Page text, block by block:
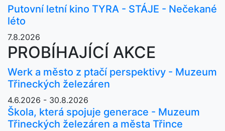
Putovní letní kino TYRA - STÁJE - Nečekané
léto
7.8.2026
PROBÍHAJÍCÍ AKCE
Werk a město z ptačí perspektivy - Muzeum
Třineckých železáren
4.6.2026 - 30.8.2026
Škola, která spojuje generace - Muzeum
Třineckých železáren a města Třince